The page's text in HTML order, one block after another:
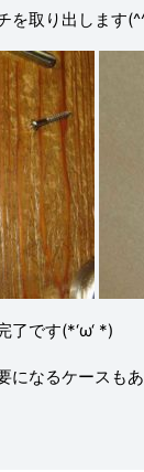
を取り出します
了です(*‘ω‘ *)
になるケースも